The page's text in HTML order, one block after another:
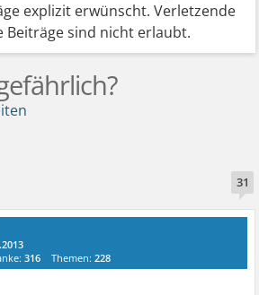
explizit erwünscht. Verletzende
sind nicht erlaubt.
31
316 Themen:228